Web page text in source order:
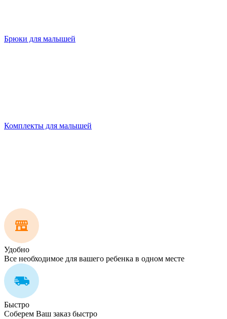
Брюки для малышей
Комплекты для малышей
Удобно
Все необходимое для вашего ребенка в одном месте
Быстро
Соберем Ваш заказ быстро